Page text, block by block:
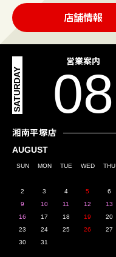
店舗情報
営業案内
08
SATURDAY
湘南平塚店
AUGUST
SUN MON TUE WED THU
2
3 4 5 6
9
10 11 12 13
16
17 18 19 20
23
24 25 26 27
30
31